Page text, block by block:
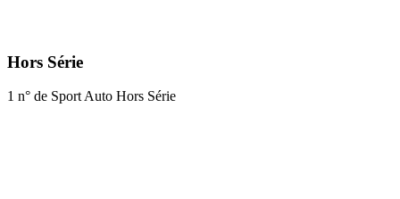
Hors Série
1 n° de Sport Auto Hors Série